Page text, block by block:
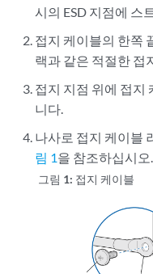
시의 ESD 지점에 스
접지 케이블의 한쪽
랙과 같은 적절한 접
접지 지점 위에 접지
니다.
나사로 접지 케이블
림 1을 참조하십시오.
그림 1: 접지 케이블